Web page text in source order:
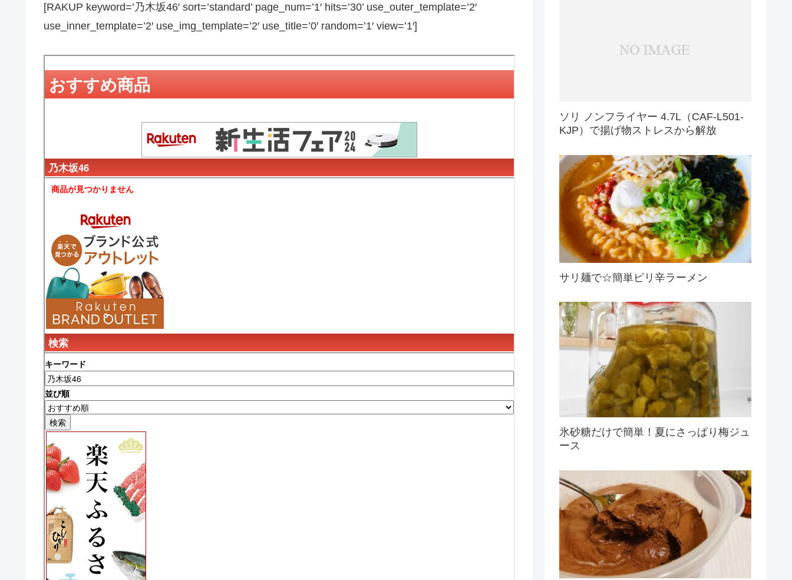
[RAKUP keyword=’乃木坂46′ sort=’standard’ page_num=’1′ hits=’30’ use_outer_template=’2′
use_inner_template=’2′ use_img_template=’2′ use_title=’0′ random=’1′ view=’1′]
ソリ ノンフライヤー 4.7L（CAF-L501-
KJP）で揚げ物ストレスから解放
サリ麺で☆簡単ピリ辛ラーメン
氷砂糖だけで簡単！夏にさっぱり梅ジュ
ース